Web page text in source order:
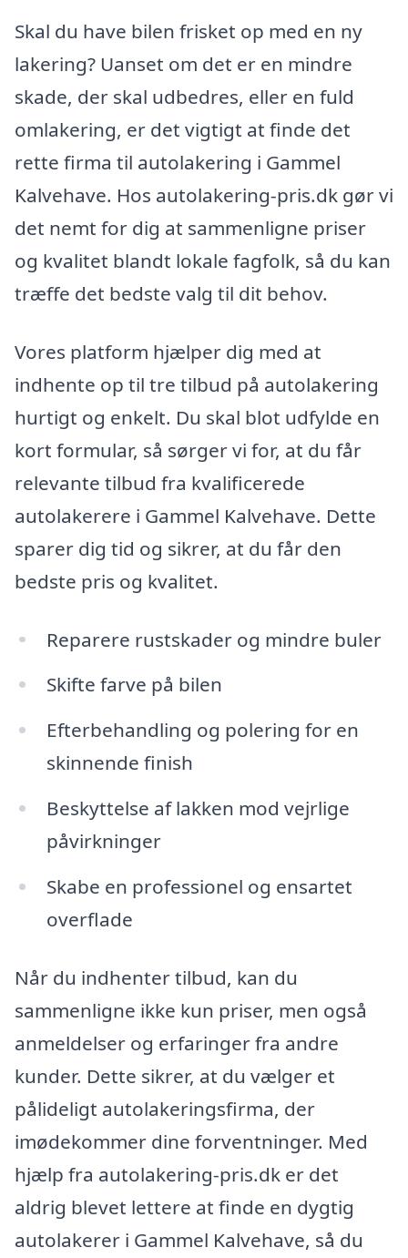
Skal du have bilen frisket op med en ny
lakering? Uanset om det er en mindre
skade, der skal udbedres, eller en fuld
omlakering, er det vigtigt at finde det
rette firma til autolakering i Gammel
Kalvehave. Hos autolakering-pris.dk gør vi
det nemt for dig at sammenligne priser
og kvalitet blandt lokale fagfolk, så du kan
træffe det bedste valg til dit behov.
Vores platform hjælper dig med at
indhente op til tre tilbud på autolakering
hurtigt og enkelt. Du skal blot udfylde en
kort formular, så sørger vi for, at du får
relevante tilbud fra kvalificerede
autolakerere i Gammel Kalvehave. Dette
sparer dig tid og sikrer, at du får den
bedste pris og kvalitet.
Reparere rustskader og mindre buler
Skifte farve på bilen
Efterbehandling og polering for en
skinnende finish
Beskyttelse af lakken mod vejrlige
påvirkninger
Skabe en professionel og ensartet
overflade
Når du indhenter tilbud, kan du
sammenligne ikke kun priser, men også
anmeldelser og erfaringer fra andre
kunder. Dette sikrer, at du vælger et
pålideligt autolakeringsfirma, der
imødekommer dine forventninger. Med
hjælp fra autolakering-pris.dk er det
aldrig blevet lettere at finde en dygtig
autolakerer i Gammel Kalvehave, så du